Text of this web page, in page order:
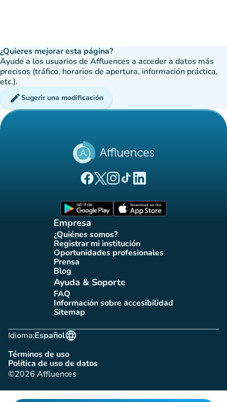
¿Quieres mejorar esta página?
Ayude a los usuarios de Affluences a acceder a datos más
precisos (tráfico, horarios de apertura, información práctica,
etc.).
editSugerir una modificación
(nueva pestaña)
(nueva pestaña)
(nueva pestaña)
(nueva pestaña)
(nueva pestaña)
Empresa
¿Quiénes somos?
(nueva pestaña)
Registrar mi institución
(nueva pestaña)
Oportunidades profesionales
(nueva pestaña)
Prensa(nueva pestaña)
Blog(nueva pestaña)
Ayuda & Soporte
FAQ(nueva pestaña)
Información sobre accesibilidad
(nueva pestaña)
Sitemap(nueva pestaña)
Idioma:
language
Español
Términos de uso
(nueva pestaña)
Política de uso de datos
(nueva pestaña)
©2026 Affluences